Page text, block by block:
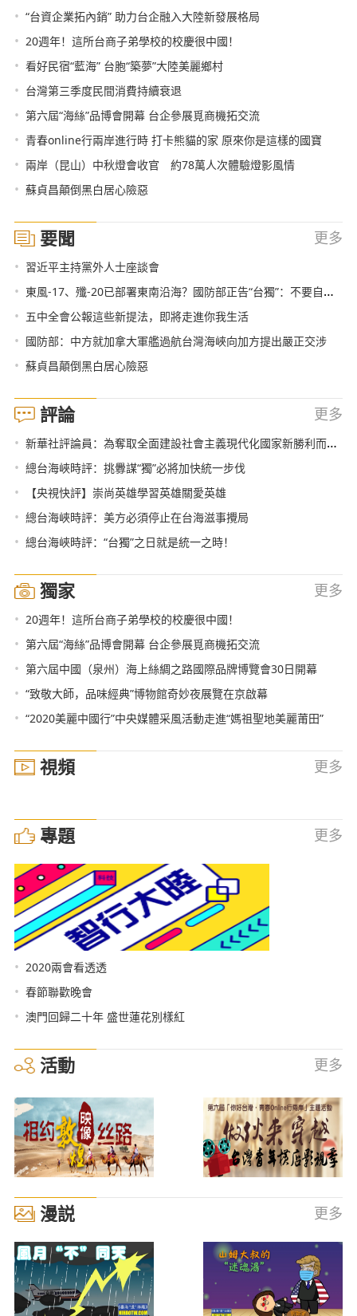
• “台資企業拓內銷” 助力台企融入大陸新發展格局
• 20週年！這所台商子弟學校的校慶很中國！
• 看好民宿“藍海” 台胞“築夢”大陸美麗鄉村
• 台灣第三季度民間消費持續衰退
• 第六屆“海絲”品博會開幕 台企參展覓商機拓交流
• 青春online行兩岸進行時 打卡熊貓的家 原來你是這樣的國寶
• 兩岸（昆山）中秋燈會收官 約78萬人次體驗燈影風情
• 蘇貞昌顛倒黑白居心險惡
要聞 更多
• 習近平主持黨外人士座談會
• 東風-17、殲-20已部署東南沿海？國防部正告“台獨”：不要自取滅亡
• 五中全會公報這些新提法，即將走進你我生活
• 國防部：中方就加拿大軍艦過航台灣海峽向加方提出嚴正交涉
• 蘇貞昌顛倒黑白居心險惡
評論 更多
• 新華社評論員：為奪取全面建設社會主義現代化國家新勝利而奮鬥——學習貫徹黨的十九屆五中全會精神
• 總台海峽時評：挑釁謀“獨”必將加快統一步伐
• 【央視快評】崇尚英雄學習英雄關愛英雄
• 總台海峽時評：美方必須停止在台海滋事攪局
• 總台海峽時評：“台獨”之日就是統一之時！
獨家 更多
• 20週年！這所台商子弟學校的校慶很中國！
• 第六屆“海絲”品博會開幕 台企參展覓商機拓交流
• 第六屆中國（泉州）海上絲綢之路國際品牌博覽會30日開幕
• “致敬大師，品味經典”博物館奇妙夜展覽在京啟幕
• “2020美麗中國行”中央媒體采風活動走進“媽祖聖地美麗莆田”
視頻 更多
專題 更多
• 2020兩會看透透
• 春節聯歡晚會
• 澳門回歸二十年 盛世蓮花別樣紅
活動 更多
漫説 更多